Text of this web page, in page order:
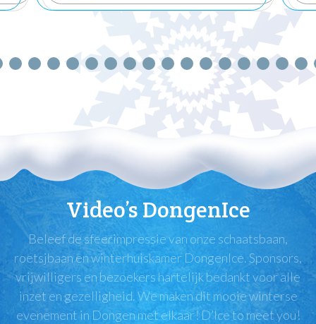
Video’s DongenIce
Beleef de sfeerimpressie van onze schaatsbaan,
roetsjbaan en winterhuiskamer DongenIce. Sponsors,
vrijwilligers en bezoekers hartelijk bedankt voor alle
inzet en gezelligheid. We maken dit mooie winterse
evenement in Dongen met elkaar! D’Ice to meet you!